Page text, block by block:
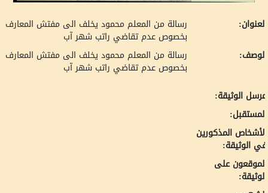
رسالة من المعلم محمود يخلف الى مفتش المعارف
بخصوص عدم تقاضي راتب شهر آب
رسالة من المعلم محمود يخلف الى مفتش المعارف
بخصوص عدم تقاضي راتب شهر آب
الوثيقة:
المذكورين
الوثيقة:
على